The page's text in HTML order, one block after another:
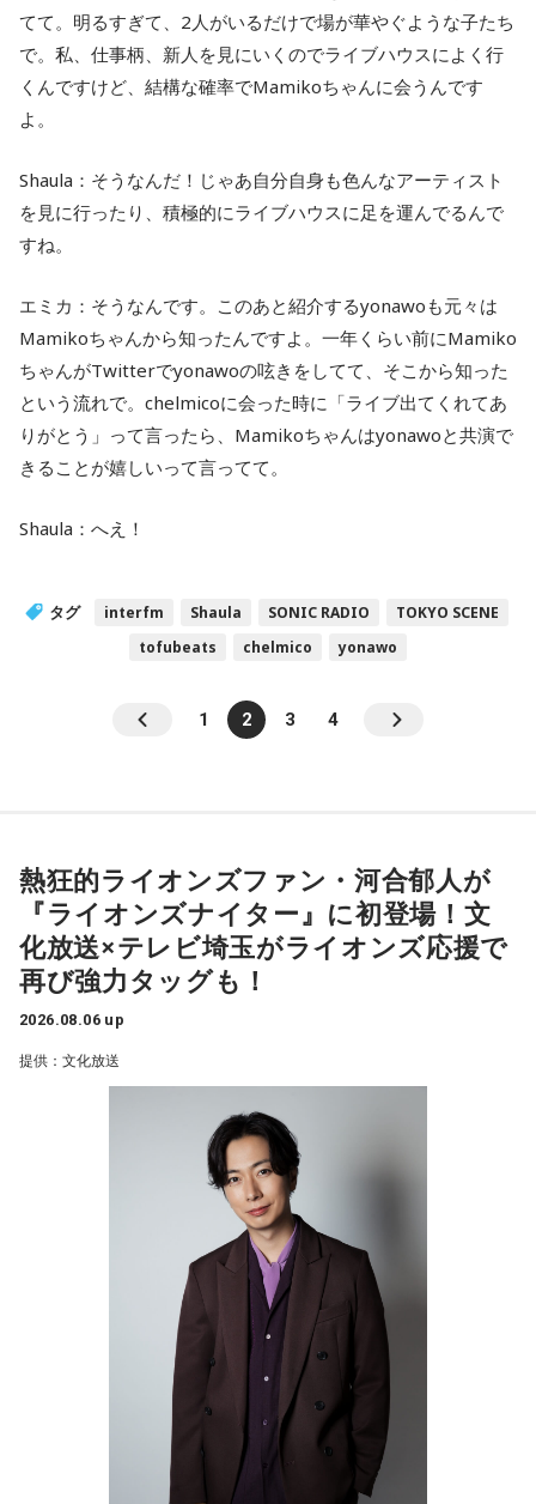
てて。明るすぎて、2人がいるだけで場が華やぐような子たち
で。私、仕事柄、新人を見にいくのでライブハウスによく行
くんですけど、結構な確率でMamikoちゃんに会うんです
よ。
Shaula：そうなんだ！じゃあ自分自身も色んなアーティスト
を見に行ったり、積極的にライブハウスに足を運んでるんで
すね。
エミカ：そうなんです。このあと紹介するyonawoも元々は
Mamikoちゃんから知ったんですよ。一年くらい前にMamiko
ちゃんがTwitterでyonawoの呟きをしてて、そこから知った
という流れで。chelmicoに会った時に「ライブ出てくれてあ
りがとう」って言ったら、Mamikoちゃんはyonawoと共演で
きることが嬉しいって言ってて。
Shaula：へえ！
タグ interfm Shaula SONIC RADIO
TOKYO SCENE
tofubeats
chelmico yonawo
1 2 3 4
熱狂的ライオンズファン・河合郁人が
『ライオンズナイター』に初登場！文
化放送×テレビ埼玉がライオンズ応援で
再び強力タッグも！
2026.08.06 up
提供：文化放送